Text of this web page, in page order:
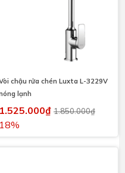
chậu rửa chén Luxta L-3229V
lạnh
1.525.000₫ 1.850.000₫
18%